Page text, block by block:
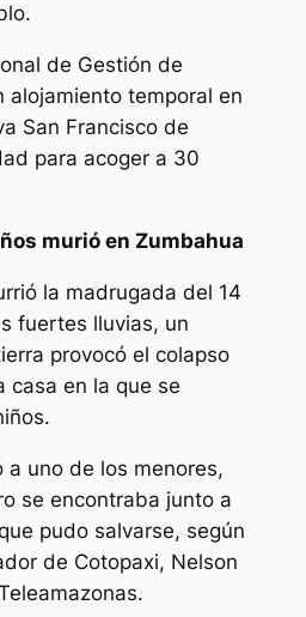
de Gestión de
alojamiento temporal en
San Francisco de
para acoger a 30
murió en Zumbahua
la madrugada del 14
fuertes lluvias, un
provocó el colapso
casa en la que se
a uno de los menores,
se encontraba junto a
pudo salvarse, según
de Cotopaxi, Nelson